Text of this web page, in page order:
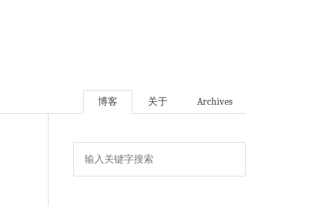
博客 关于 Archives